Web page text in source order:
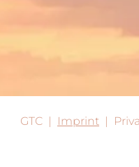
GTC | Imprint |